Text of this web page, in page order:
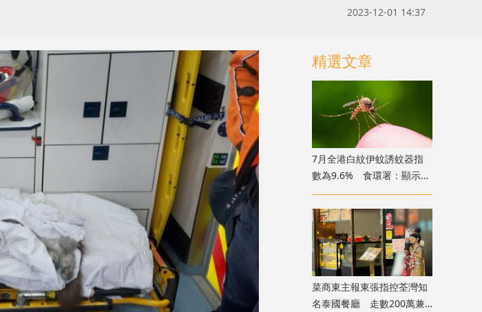
2023-12-01 14:37
精選文章
7月全港白紋伊蚊誘蚊器指
數為9.6% 食環署：顯示分
布情況頗為廣泛
菜商東主報東張指控荃灣知
名泰國餐廳 走數200萬兼